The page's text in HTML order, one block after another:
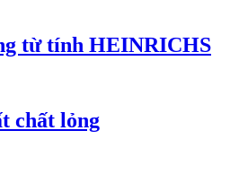
từ tính HEINRICHS
chất lỏng